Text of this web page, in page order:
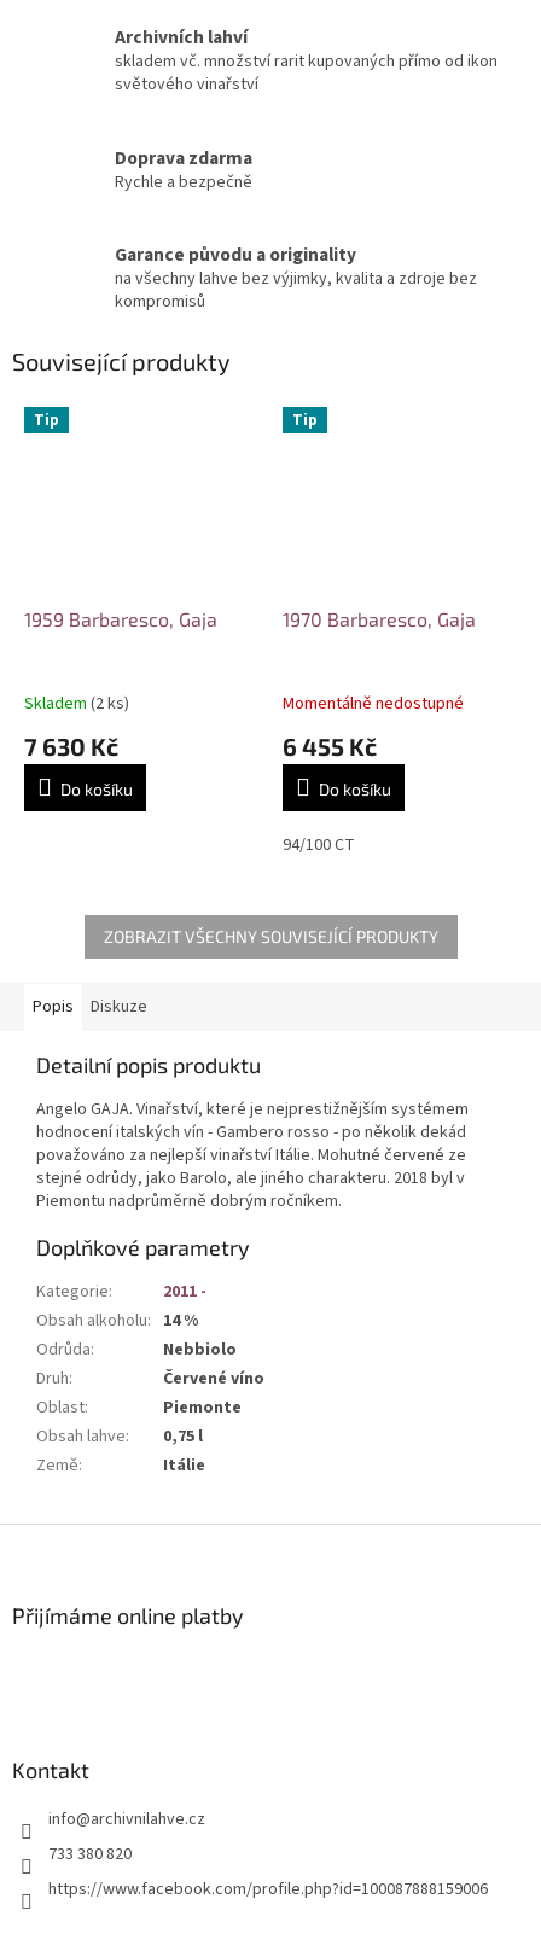
Archivních lahví
skladem vč. množství rarit kupovaných přímo od ikon
světového vinařství
Doprava zdarma
Rychle a bezpečně
Garance původu a originality
na všechny lahve bez výjimky, kvalita a zdroje bez
kompromisů
Související produkty
Tip
1959 Barbaresco, Gaja
Skladem (2 ks)
7 630 Kč
Do košíku
Tip
1970 Barbaresco, Gaja
Momentálně nedostupné
6 455 Kč
Do košíku
94/100 CT
ZOBRAZIT VŠECHNY SOUVISEJÍCÍ PRODUKTY
Popis Diskuze
Detailní popis produktu
Angelo GAJA. Vinařství, které je nejprestižnějším systémem
hodnocení italských vín - Gambero rosso - po několik dekád
považováno za nejlepší vinařství Itálie. Mohutné červené ze
stejné odrůdy, jako Barolo, ale jiného charakteru. 2018 byl v
Piemontu nadprůměrně dobrým ročníkem.
Doplňkové parametry
Kategorie:
2011 -
Obsah alkoholu: 14 %
Odrůda:
Nebbiolo
Druh:
Červené víno
Oblast:
Piemonte
Obsah lahve:
0,75 l
Země: Itálie
Přijímáme online platby
Kontakt
info@archivnilahve.cz
733 380 820
https://www.facebook.com/profile.php?id=100087888159006